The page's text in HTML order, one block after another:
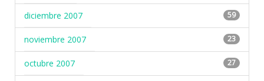
diciembre 2007 59
noviembre 2007 23
octubre 2007 27